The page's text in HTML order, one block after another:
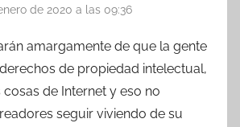
de 2020 a las 09:36
amargamente de que la gente
de propiedad intelectual,
de Internet y eso no
seguir viviendo de su